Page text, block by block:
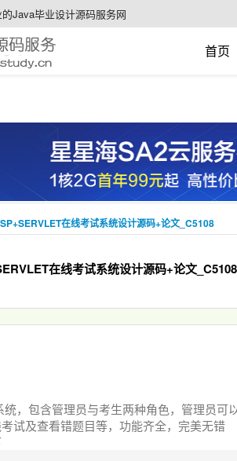
Java毕业设计源码服务网
首页
在线考试系统设计源码+论文_C5108
在线考试系统设计源码+论文_C5108
，包含管理员与考生两种角色，管理员可
试及查看错题目等，功能齐全，完美无错